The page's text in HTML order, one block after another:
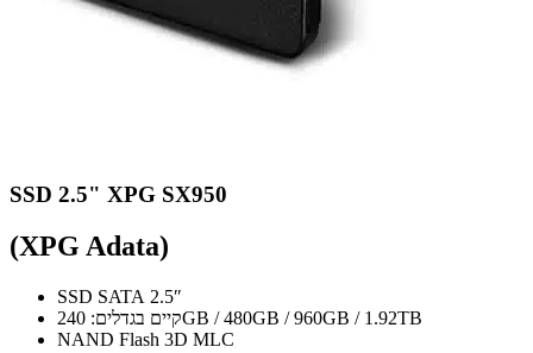
SSD 2.5" XPG SX950
(XPG Adata)
SSD SATA 2.5″
קיים בגדלים: 240GB / 480GB / 960GB / 1.92TB
NAND Flash 3D MLC